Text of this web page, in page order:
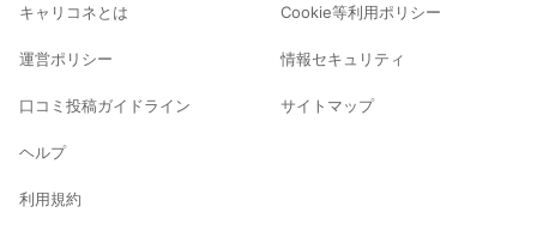
キャリコネとは
運営ポリシー
口コミ投稿ガイドライン
ヘルプ
利用規約
Cookie等利用ポリシー
情報セキュリティ
サイトマップ